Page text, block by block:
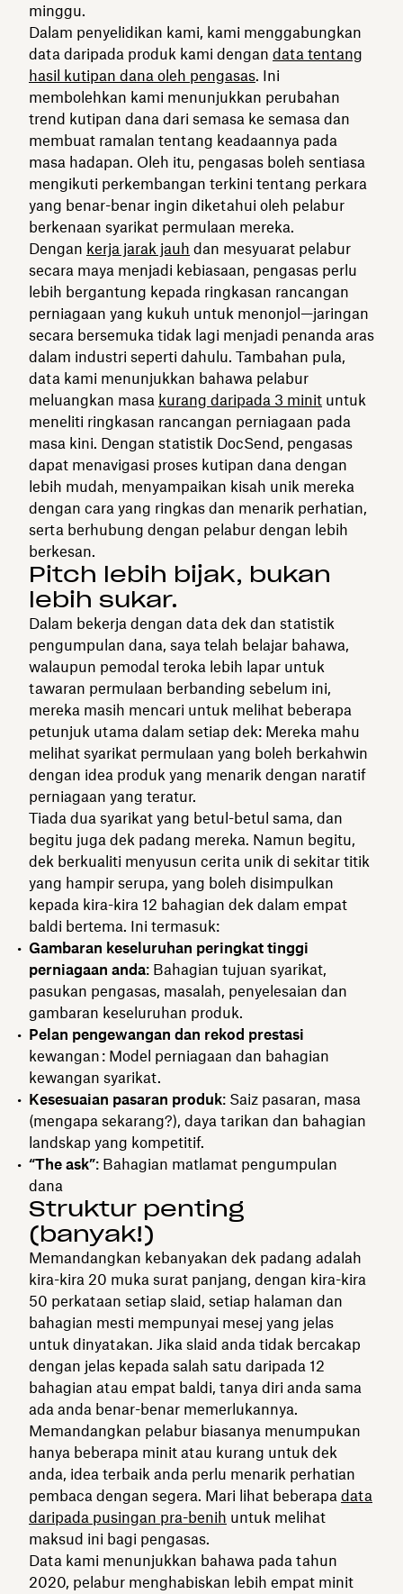
minggu.
Dalam penyelidikan kami, kami menggabungkan
data daripada produk kami dengan data tentang
hasil kutipan dana oleh pengasas. Ini
membolehkan kami menunjukkan perubahan
trend kutipan dana dari semasa ke semasa dan
membuat ramalan tentang keadaannya pada
masa hadapan. Oleh itu, pengasas boleh sentiasa
mengikuti perkembangan terkini tentang perkara
yang benar-benar ingin diketahui oleh pelabur
berkenaan syarikat permulaan mereka.
Dengan kerja jarak jauh dan mesyuarat pelabur
secara maya menjadi kebiasaan, pengasas perlu
lebih bergantung kepada ringkasan rancangan
perniagaan yang kukuh untuk menonjol—jaringan
secara bersemuka tidak lagi menjadi penanda aras
dalam industri seperti dahulu. Tambahan pula,
data kami menunjukkan bahawa pelabur
meluangkan masa kurang daripada 3 minit untuk
meneliti ringkasan rancangan perniagaan pada
masa kini. Dengan statistik DocSend, pengasas
dapat menavigasi proses kutipan dana dengan
lebih mudah, menyampaikan kisah unik mereka
dengan cara yang ringkas dan menarik perhatian,
serta berhubung dengan pelabur dengan lebih
berkesan.
Pitch lebih bijak, bukan
lebih sukar.
Dalam bekerja dengan data dek dan statistik
pengumpulan dana, saya telah belajar bahawa,
walaupun pemodal teroka lebih lapar untuk
tawaran permulaan berbanding sebelum ini,
mereka masih mencari untuk melihat beberapa
petunjuk utama dalam setiap dek: Mereka mahu
melihat syarikat permulaan yang boleh berkahwin
dengan idea produk yang menarik dengan naratif
perniagaan yang teratur.
Tiada dua syarikat yang betul-betul sama, dan
begitu juga dek padang mereka. Namun begitu,
dek berkualiti menyusun cerita unik di sekitar titik
yang hampir serupa, yang boleh disimpulkan
kepada kira-kira 12 bahagian dek dalam empat
baldi bertema. Ini termasuk:
Gambaran keseluruhan peringkat tinggi
perniagaan anda: Bahagian tujuan syarikat,
pasukan pengasas, masalah, penyelesaian dan
gambaran keseluruhan produk.
Pelan pengewangan dan rekod prestasi
kewangan : Model perniagaan dan bahagian
kewangan syarikat.
Kesesuaian pasaran produk: Saiz pasaran, masa
(mengapa sekarang?), daya tarikan dan bahagian
landskap yang kompetitif.
“The ask”: Bahagian matlamat pengumpulan
dana
Struktur penting
(banyak!)
Memandangkan kebanyakan dek padang adalah
kira-kira 20 muka surat panjang, dengan kira-kira
50 perkataan setiap slaid, setiap halaman dan
bahagian mesti mempunyai mesej yang jelas
untuk dinyatakan. Jika slaid anda tidak bercakap
dengan jelas kepada salah satu daripada 12
bahagian atau empat baldi, tanya diri anda sama
ada anda benar-benar memerlukannya.
Memandangkan pelabur biasanya menumpukan
hanya beberapa minit atau kurang untuk dek
anda, idea terbaik anda perlu menarik perhatian
pembaca dengan segera. Mari lihat beberapa data
daripada pusingan pra-benih untuk melihat
maksud ini bagi pengasas.
Data kami menunjukkan bahawa pada tahun
2020, pelabur menghabiskan lebih empat minit